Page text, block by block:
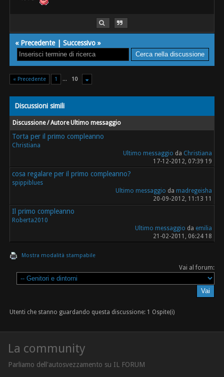
« Precedente|Successivo »
« Precedente 1 ... 10
Discussioni simili
Discussione / Autore Ultimo messaggio
Torta per il primo compleanno
Christiana
Ultimo messaggio da Christiana
17-12-2012, 07:39 19
cosa regalare per il primo compleanno?
spippiblues
Ultimo messaggio da madregeisha
20-09-2012, 11:13 11
Il primo compleanno
Roberta2010
Ultimo messaggio da emilia
21-02-2011, 06:24 18
Mostra modalità stampabile
Vai al forum:
Utenti che stanno guardando questa discussione: 1 Ospite(i)
La community
Parliamo dell'autosvezzamento su IL FORUM